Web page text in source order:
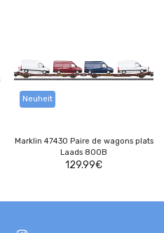
Neuheit
Marklin 47430 Paire de wagons plats
Laads 800B
129.99€